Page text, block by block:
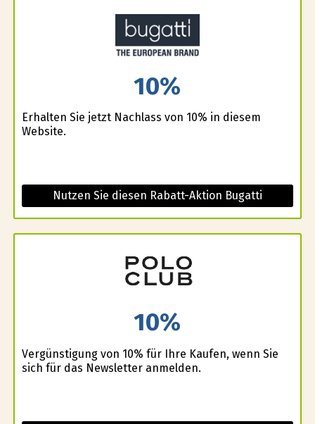
10%
Erhalten Sie jetzt Nachlass von 10% in diesem
Website.
Nutzen Sie diesen Rabatt-Aktion Bugatti
10%
Vergünstigung von 10% für Ihre Kaufen, wenn Sie
sich für das Newsletter anmelden.